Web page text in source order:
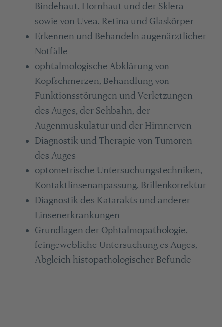
Bindehaut, Hornhaut und der Sklera
sowie von Uvea, Retina und Glaskörper
Erkennen und Behandeln augenärztlicher
Notfälle
ophtalmologische Abklärung von
Kopfschmerzen, Behandlung von
Funktionsstörungen und Verletzungen
des Auges, der Sehbahn, der
Augenmuskulatur und der Hirnnerven
Diagnostik und Therapie von Tumoren
des Auges
optometrische Untersuchungstechniken,
Kontaktlinsenanpassung, Brillenkorrektur
Diagnostik des Katarakts und anderer
Linsenerkrankungen
Grundlagen der Ophtalmopathologie,
feingewebliche Untersuchung es Auges,
Abgleich histopathologischer Befunde